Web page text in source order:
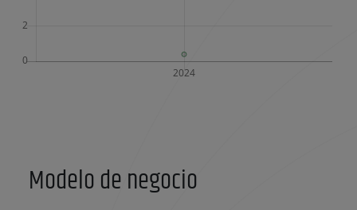
Modelo de negocio